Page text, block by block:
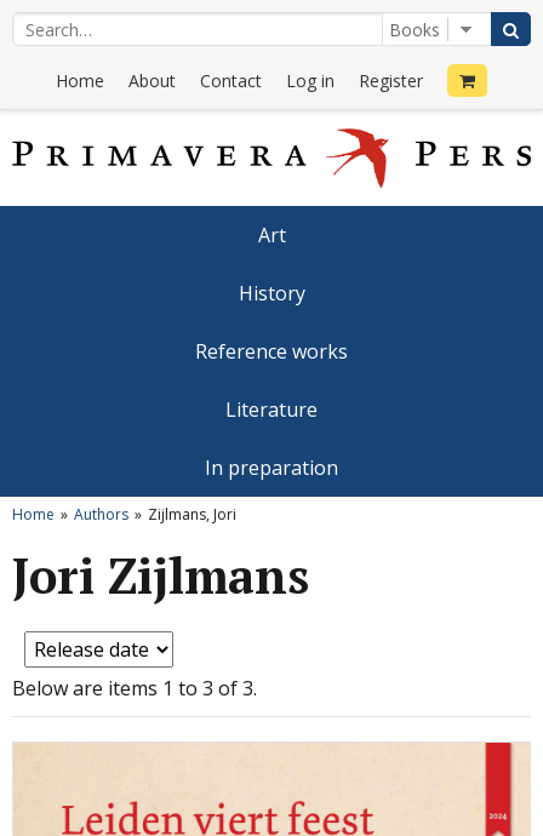
Home About Contact Log in Register
Art
History
Reference works
Literature
In preparation
Home Authors Zijlmans, Jori
Jori Zijlmans
Below are items 1 to 3 of 3.